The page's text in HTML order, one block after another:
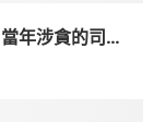
年涉貪的司...